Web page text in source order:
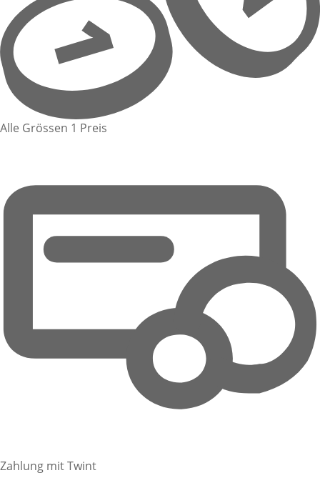
Alle Grössen 1 Preis
Zahlung mit Twint